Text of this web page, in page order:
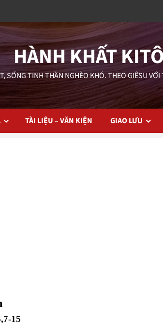
HÀNH KHẤT
SỐNG TINH THẦN NGHÈO KHÓ. THEO GIÊSU VỚI
TÀI LIỆU – VĂN KIỆN GIAO LƯU
15